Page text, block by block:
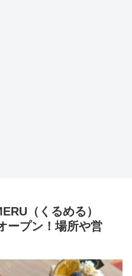
（くるめる）
ープン！場所や営